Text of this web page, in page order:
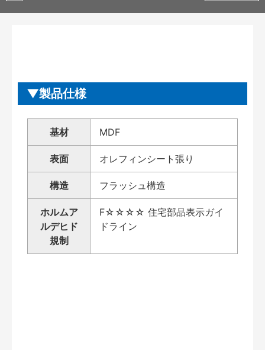
製品仕様
基材 MDF
表面 オレフィンシート張り
構造 フラッシュ構造
ホルムア
ルデヒド
規制
F☆☆☆☆ 住宅部品表示ガイ
ドライン